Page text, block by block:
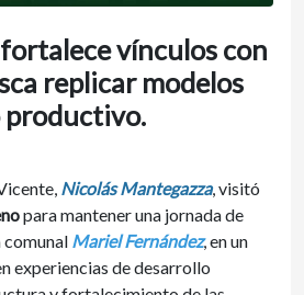
vínculos con
replicar modelos
productivo.
Nicolás Mantegazza, visitó
para mantener una jornada de
Mariel Fernández, en un
experiencias de desarrollo